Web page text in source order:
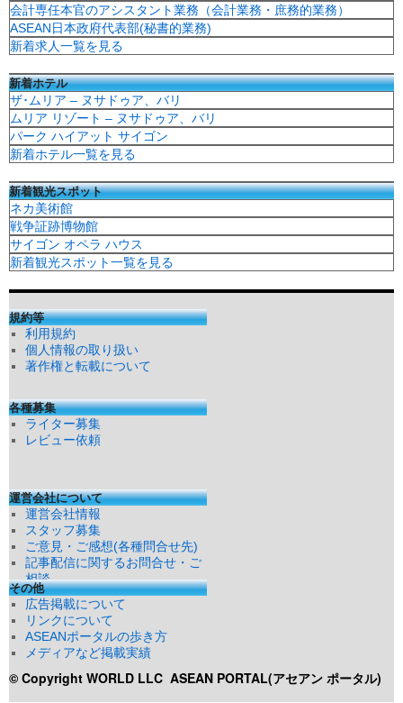
会計専任本官のアシスタント業務（会計業務・庶務的業務）
ASEAN日本政府代表部(秘書的業務)
新着求人一覧を見る
新着ホテル
ザ･ムリア – ヌサドゥア、バリ
ムリア リゾート – ヌサドゥア、バリ
パーク ハイアット サイゴン
新着ホテル一覧を見る
新着観光スポット
ネカ美術館
戦争証跡博物館
サイゴン オペラ ハウス
新着観光スポット一覧を見る
規約等
利用規約
個人情報の取り扱い
著作権と転載について
各種募集
ライター募集
レビュー依頼
運営会社について
運営会社情報
スタッフ募集
ご意見・ご感想(各種問合せ先)
記事配信に関するお問合せ・ご
相談
その他
広告掲載について
リンクについて
ASEANポータルの歩き方
メディアなど掲載実績
© Copyright WORLD LLC ASEAN PORTAL(アセアン ポータル)